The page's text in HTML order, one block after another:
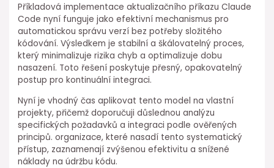
Příkladová implementace⁣ aktualizačního příkazu Claude⁤
Code nyní funguje⁢ jako efektivní mechanismus pro
automatickou ⁢správu verzí bez potřeby složitého
kódování. Výsledkem je stabilní a škálovatelný⁣ proces,
který minimalizuje⁢ rizika chyb a optimalizuje dobu
nasazení. Toto řešení poskytuje přesný, opakovatelný
postup pro kontinuální integraci.
Nyní ⁣je vhodný čas aplikovat tento ⁤model na vlastní⁢
projekty, ⁣přičemž doporučuji důslednou analýzu
specifických požadavků⁤ a⁤ integraci podle ověřených
principů.⁣ organizace, které nasadí tento systematický⁢
přístup, zaznamenají ⁣zvýšenou efektivitu a snížené
náklady na údržbu kódu.